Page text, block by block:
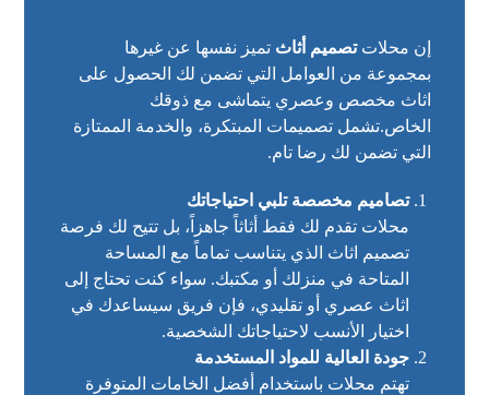
إن محلاتتصميم أثاثتميز نفسها عن غيرها
بمجموعة من العوامل التي تضمن لك الحصول على
اثاث مخصص وعصري يتماشى مع ذوقك
الخاص.تشمل تصميمات المبتكرة، والخدمة الممتازة
التي تضمن لك رضا تام.
تصاميم مخصصة تلبي احتياجاتك
محلات تقدم لك فقط أثاثاً جاهزاً، بل تتيح لك فرصة
تصميم اثاث الذي يتناسب تماماً مع المساحة
المتاحة في منزلك أو مكتبك. سواء كنت تحتاج إلى
اثاث عصري أو تقليدي، فإن فريق سيساعدك في
اختيار الأنسب لاحتياجاتك الشخصية.
جودة العالية للمواد المستخدمة
تهتم محلات باستخدام أفضل الخامات المتوفرة